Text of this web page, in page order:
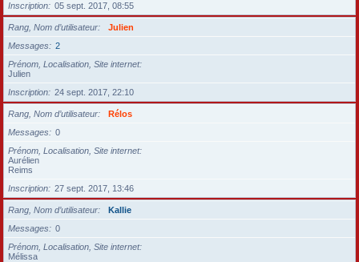
Inscription
05 sept. 2017, 08:55
Rang, Nom d’utilisateur
Julien
Messages
2
Prénom, Localisation, Site internet
Julien
Inscription
24 sept. 2017, 22:10
Rang, Nom d’utilisateur
Rélos
Messages
0
Prénom, Localisation, Site internet
Aurélien
Reims
Inscription
27 sept. 2017, 13:46
Rang, Nom d’utilisateur
Kallie
Messages
0
Prénom, Localisation, Site internet
Mélissa